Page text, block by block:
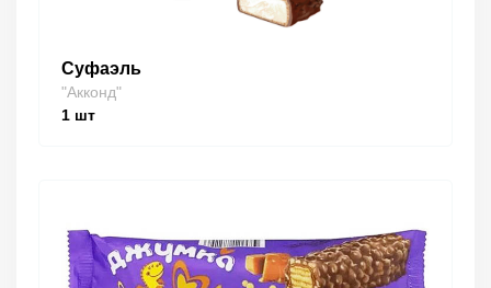
Суфаэль
"Акконд"
1 шт